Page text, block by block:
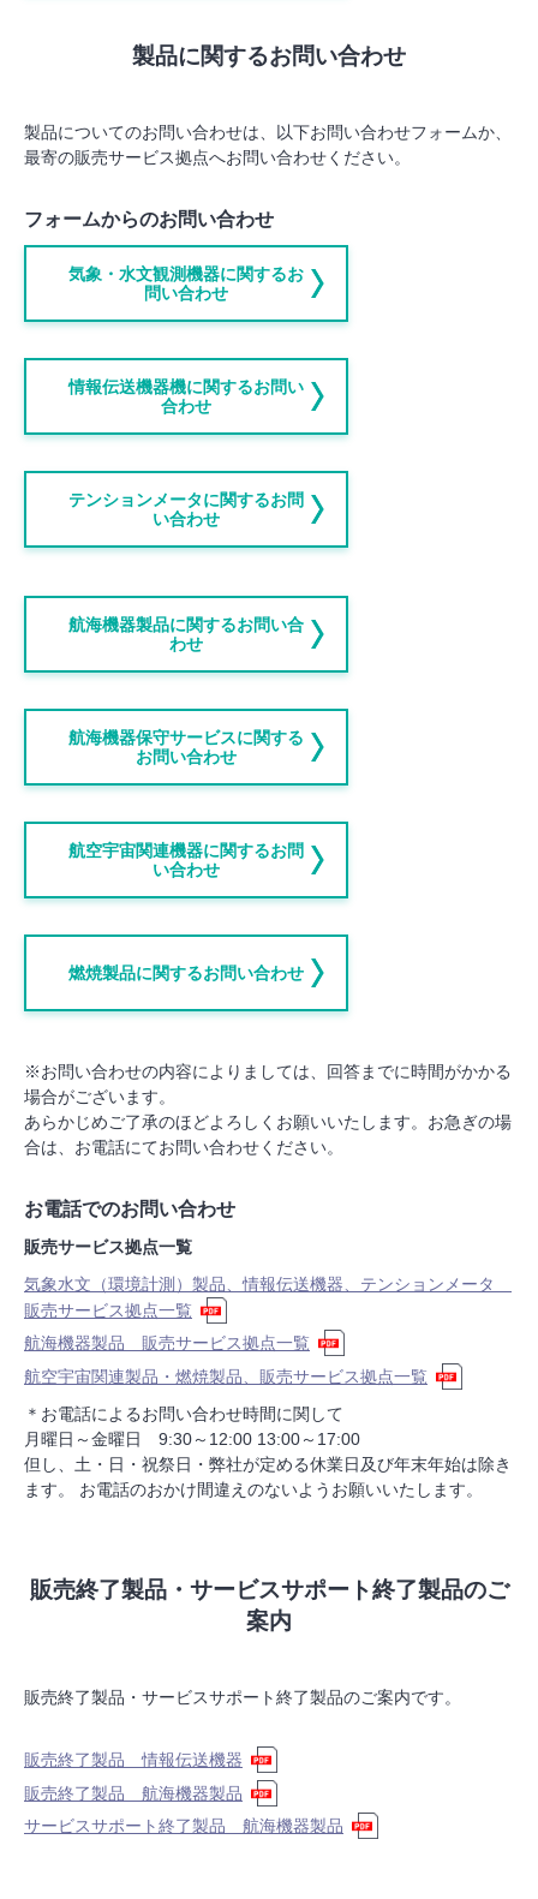
製品に関するお問い合わせ
製品についてのお問い合わせは、以下お問い合わせフォームか、
最寄の販売サービス拠点へお問い合わせください。
フォームからのお問い合わせ
気象・水文観測機器に関するお
問い合わせ
情報伝送機器機に関するお問い
合わせ
テンションメータに関するお問
い合わせ
航海機器製品に関するお問い合
わせ
航海機器保守サービスに関する
お問い合わせ
航空宇宙関連機器に関するお問
い合わせ
燃焼製品に関するお問い合わせ
※お問い合わせの内容によりましては、回答までに時間がかかる
場合がございます。
あらかじめご了承のほどよろしくお願いいたします。お急ぎの場
合は、お電話にてお問い合わせください。
お電話でのお問い合わせ
販売サービス拠点一覧
気象水文（環境計測）製品、情報伝送機器、テンションメータ
販売サービス拠点一覧
航海機器製品 販売サービス拠点一覧
航空宇宙関連製品・燃焼製品、販売サービス拠点一覧
＊お電話によるお問い合わせ時間に関して
月曜日～金曜日 9:30～12:00 13:00～17:00
但し、土・日・祝祭日・弊社が定める休業日及び年末年始は除き
ます。 お電話のおかけ間違えのないようお願いいたします。
販売終了製品・サービスサポート終了製品のご
案内
販売終了製品・サービスサポート終了製品のご案内です。
販売終了製品 情報伝送機器
販売終了製品 航海機器製品
サービスサポート終了製品 航海機器製品